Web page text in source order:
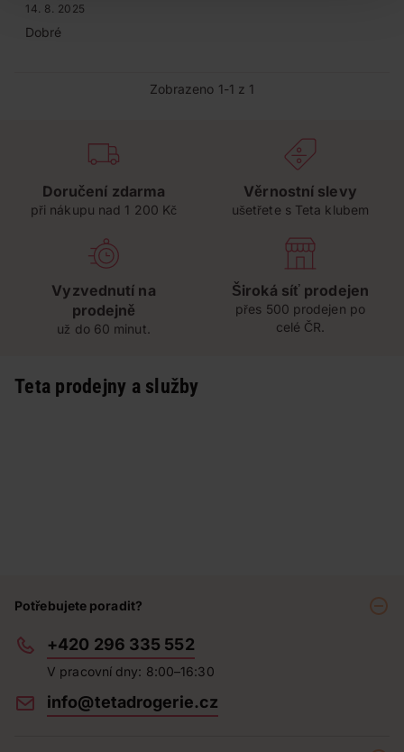
14. 8. 2025
Dobré
Zobrazeno 1-1 z 1
Doručení zdarma
při nákupu nad 1 200 Kč
Věrnostní slevy
ušetřete s Teta klubem
Vyzvednutí na
prodejně
už do 60 minut.
Široká síť prodejen
přes 500 prodejen po
celé ČR.
Teta prodejny a služby
Potřebujete poradit?
+420 296 335 552
V pracovní dny: 8:00–16:30
info@tetadrogerie.cz